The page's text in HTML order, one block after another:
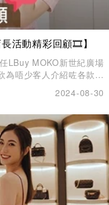
活動精彩回顧🎞️】
LBuy MOKO新世紀廣場
為唔少客人介紹咗各款名
親民，同各位嚟現場支持
2024-08-30